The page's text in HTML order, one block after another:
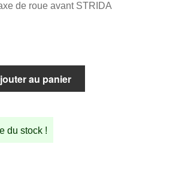
de roue avant STRIDA
au panier
du stock !